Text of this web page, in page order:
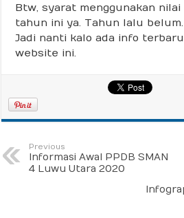
Btw, syarat menggunakan
tahun ini ya. Tahun lalu belum.
Jadi nanti kalo ada info
website ini.
Previous
Informasi Awal PPDB SMAN
4 Luwu Utara 2020